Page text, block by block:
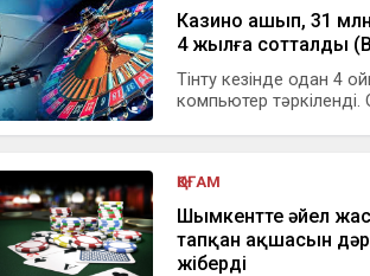
Казино ашып, 31
4 жылға сотталды
Тінту кезінде одан 4
компьютер тәркіленді.
ҚОҒАМ
Шымкентте әйел
тапқан ақшасын
жіберді